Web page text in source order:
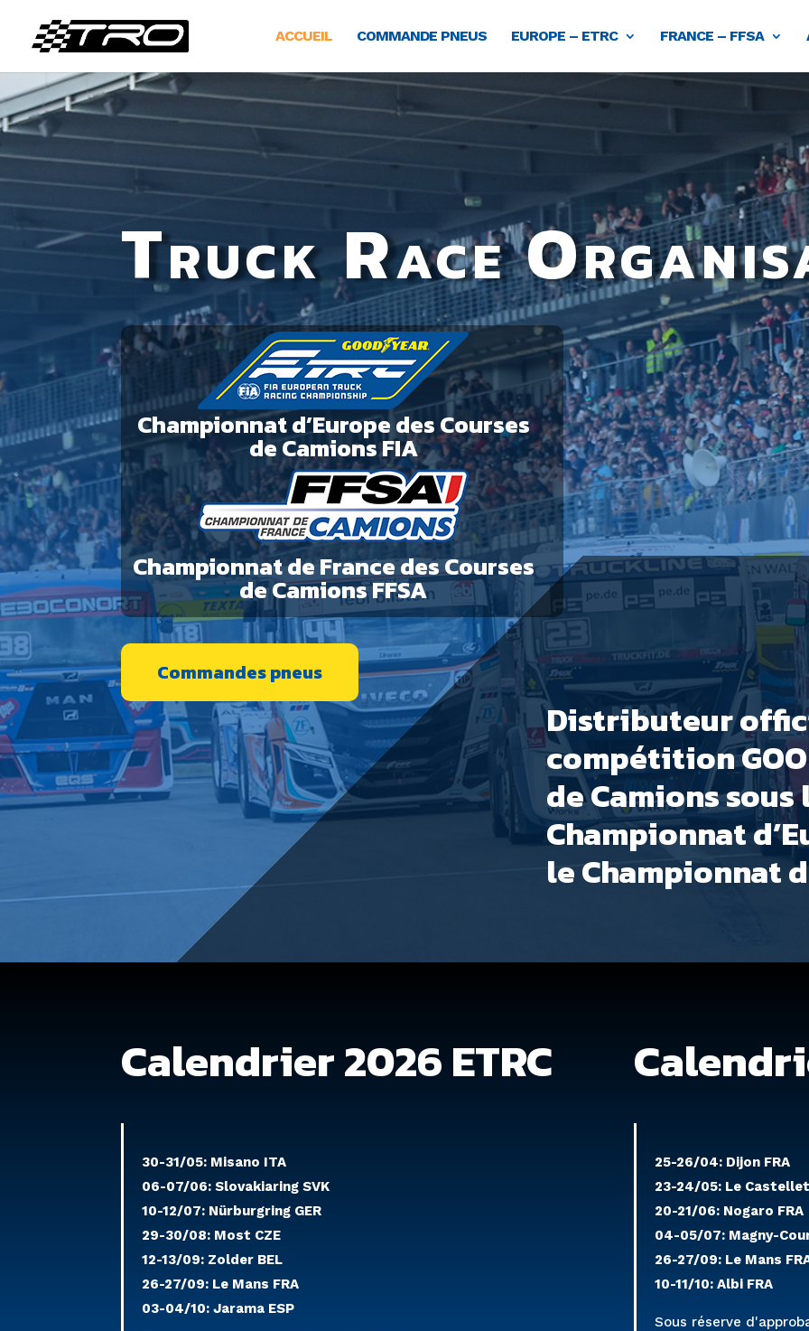
ACCUEIL COMMANDE PNEUS EUROPE – ETRC FRANCE – FFSA
Truck Race
Championnat d’Europe des Courses
de Camions FIA
Championnat de France des Courses
de Camions FFSA
Commandes pneus
Distributeur
compétition
de Camions
Championnat
le Championnat
Calendrier 2026 ETRC
30-31/05: Misano ITA
06-07/06: Slovakiaring SVK
10-12/07: Nürburgring GER
29-30/08: Most CZE
12-13/09: Zolder BEL
26-27/09: Le Mans FRA
03-04/10: Jarama ESP
25-26/04: Dijon FRA
23-24/05: Le Castellet
20-21/06: Nogaro FRA
04-05/07: Magny-
26-27/09: Le Mans
10-11/10: Albi FRA
Sous réserve